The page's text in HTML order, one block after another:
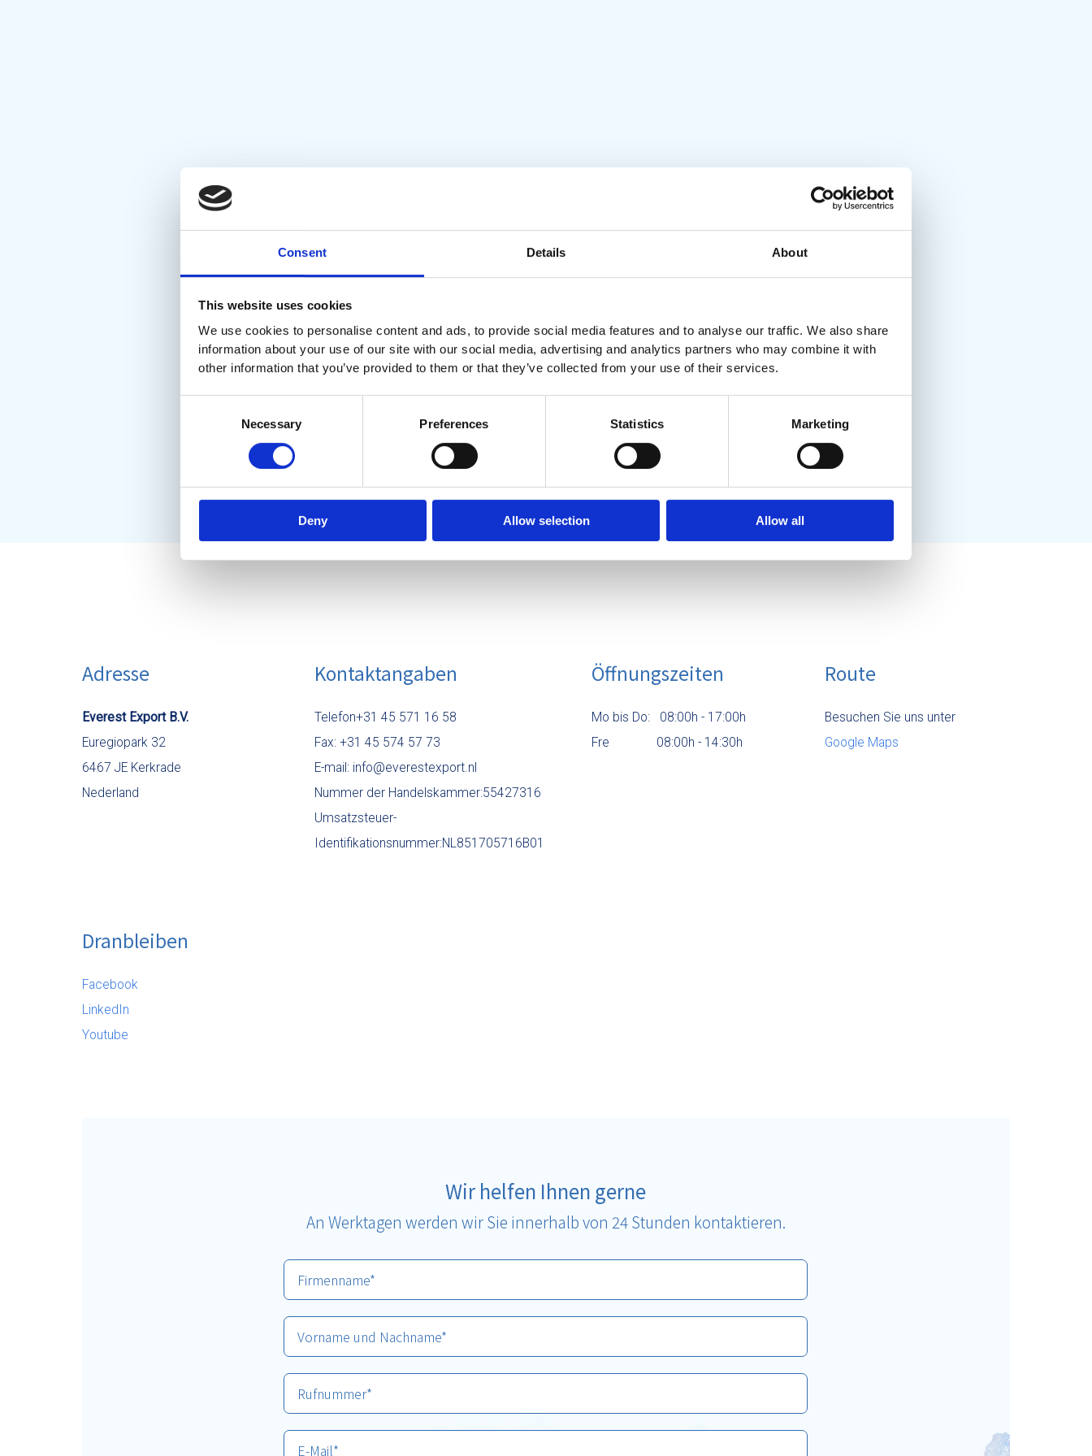
Consent Details About
This website uses cookies
We use cookies to personalise content and ads, to provide social media features and to analyse our traffic. We also share
information about your use of our site with our social media, advertising and analytics partners who may combine it with
other information that you’ve provided to them or that they’ve collected from your use of their services.
Necessary Preferences Statistics Marketing
Deny Allow selection Allow all
Adresse
Everest Export B.V.
Euregiopark 32
6467 JE Kerkrade
Nederland
Kontaktangaben
Telefon+31 45 571 16 58
Fax: +31 45 574 57 73
E-mail: info@everestexport.nl
Nummer der Handelskammer:55427316
Umsatzsteuer-
Identifikationsnummer:NL851705716B01
Öffnungszeiten
Mo bis Do:
08:00h - 17:00h
Fre
08:00h - 14:30h
Route
Besuchen Sie uns unter
Google Maps
Dranbleiben
Facebook
LinkedIn
Youtube
Wir helfen Ihnen gerne
An Werktagen werden wir Sie innerhalb von 24 Stunden kontaktieren.